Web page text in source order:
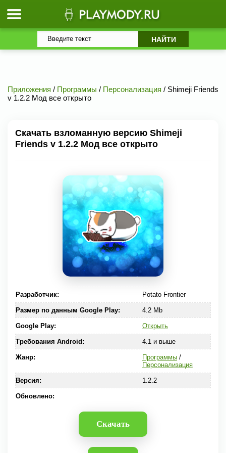
Приложения / Программы / Персонализация / Shimeji Friends
v 1.2.2 Мод все открыто
Скачать взломанную версию Shimeji
Friends v 1.2.2 Мод все открыто
Разработчик: Potato Frontier
Размер по данным Google Play: 4.2 Mb
Google Play: Открыть
Требования Android: 4.1 и выше
Жанр: Программы/
Персонализация
Версия: 1.2.2
Обновлено:
Скачать